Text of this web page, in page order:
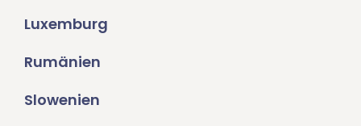
Luxemburg
Rumänien
Slowenien